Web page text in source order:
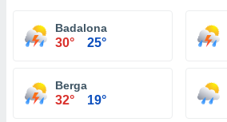
Badalona
30° 25°
Berga
32° 19°